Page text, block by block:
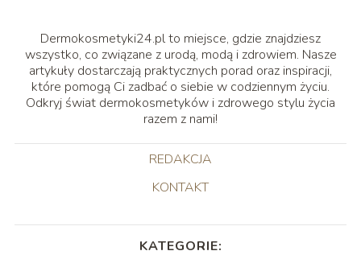
Dermokosmetyki24.pl to miejsce, gdzie znajdziesz
wszystko, co związane z urodą, modą i zdrowiem. Nasze
artykuły dostarczają praktycznych porad oraz inspiracji,
które pomogą Ci zadbać o siebie w codziennym życiu.
Odkryj świat dermokosmetyków i zdrowego stylu życia
razem z nami!
REDAKCJA
KONTAKT
KATEGORIE: